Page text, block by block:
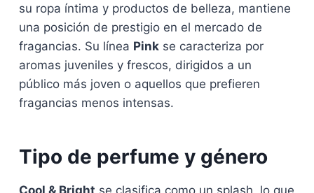
su ropa íntima y productos de belleza, mantiene
una posición de prestigio en el mercado de
fragancias. Su línea Pink se caracteriza por
aromas juveniles y frescos, dirigidos a un
público más joven o aquellos que prefieren
fragancias menos intensas.
Tipo de perfume y género